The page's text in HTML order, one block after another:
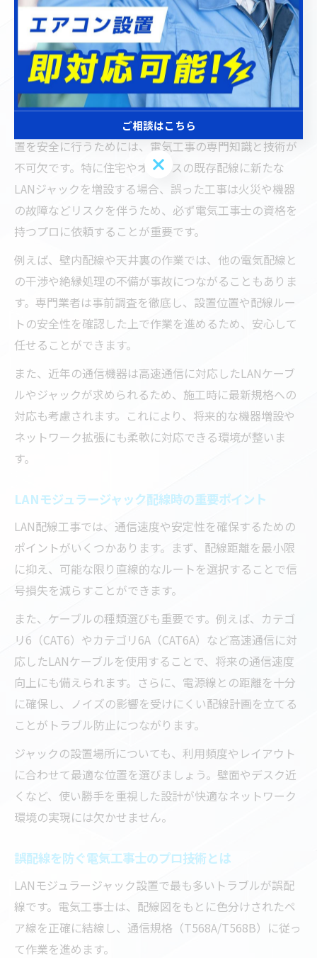
LANモジュラージャック設置の注意点
まとめ
電気工事で安全にモジュラージャック設置
埼玉県川口市でのLAN配線やLANモジュラージャック設
置を安全に行うためには、電気工事の専門知識と技術が
不可欠です。特に住宅やオフィスの既存配線に新たな
LANジャックを増設する場合、誤った工事は火災や機器
の故障などリスクを伴うため、必ず電気工事士の資格を
持つプロに依頼することが重要です。
例えば、壁内配線や天井裏の作業では、他の電気配線と
の干渉や絶縁処理の不備が事故につながることもありま
す。専門業者は事前調査を徹底し、設置位置や配線ルー
トの安全性を確認した上で作業を進めるため、安心して
任せることができます。
また、近年の通信機器は高速通信に対応したLANケーブ
ルやジャックが求められるため、施工時に最新規格への
対応も考慮されます。これにより、将来的な機器増設や
ネットワーク拡張にも柔軟に対応できる環境が整いま
す。
LANモジュラージャック配線時の重要ポイント
LAN配線工事では、通信速度や安定性を確保するための
ポイントがいくつかあります。まず、配線距離を最小限
に抑え、可能な限り直線的なルートを選択することで信
号損失を減らすことができます。
また、ケーブルの種類選びも重要です。例えば、カテゴ
リ6（CAT6）やカテゴリ6A（CAT6A）など高速通信に対
応したLANケーブルを使用することで、将来の通信速度
向上にも備えられます。さらに、電源線との距離を十分
に確保し、ノイズの影響を受けにくい配線計画を立てる
ことがトラブル防止につながります。
ジャックの設置場所についても、利用頻度やレイアウト
に合わせて最適な位置を選びましょう。壁面やデスク近
くなど、使い勝手を重視した設計が快適なネットワーク
環境の実現には欠かせません。
誤配線を防ぐ電気工事士のプロ技術とは
LANモジュラージャック設置で最も多いトラブルが誤配
線です。電気工事士は、配線図をもとに色分けされたペ
ア線を正確に結線し、通信規格（T568A/T568B）に従っ
て作業を進めます。
ご相談はこちら
ご相談はこちら